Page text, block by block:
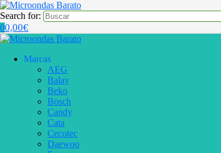
Search for:
00,00€
Marcas
AEG
Balay
Beko
Bosch
Candy
Cata
Cecotec
Daewoo